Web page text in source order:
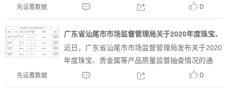
更倾向于高价值的天然钻石珠宝，不过他们对实验
室培育钻石的意识在逐渐增强。如果综合所有阶层
的消...
先设置数据 0
广东省汕尾市市场监督管理局关于2020年度珠宝、
贵金属等产品质量监督抽查情况的通告
近日，广东省汕尾市市场监督管理局发布关于2020
年度珠宝、贵金属等产品质量监督抽查情况的通
告。汕尾市市场监督管理局关于2020年度珠宝、贵
金属等产品质量监督抽查情况的通告根据《中华人
先设置数据 0